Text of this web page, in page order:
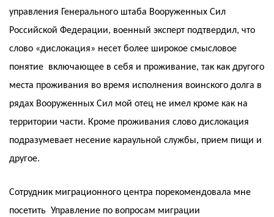
управления Генерального штаба Вооруженных Сил
Российской Федерации, военный эксперт подтвердил, что
слово «дислокация» несет более широкое смысловое
понятие включающее в себя и проживание, так как другого
места проживания во время исполнения воинского долга в
рядах Вооруженных Сил мой отец не имел кроме как на
территории части. Кроме проживания слово дислокация
подразумевает несение караульной службы, прием пищи и
другое.
Сотрудник миграционного центра порекомендовала мне
посетить Управление по вопросам миграции